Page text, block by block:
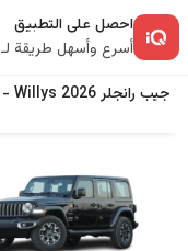
احصل على التطبيق
أسرع وأسهل طريقة لـ iQ Cars
جيب رانجلر2026
Willys
-